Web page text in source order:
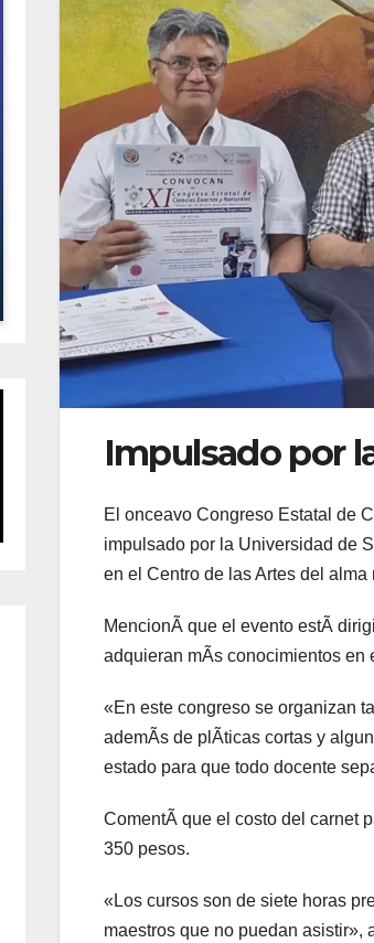
Impulsado por
El onceavo Congreso Estatal de
impulsado por la Universidad de
en el Centro de las Artes del
MencionÃ que el evento estÃ
adquieran mÃs conocimientos en
«En este congreso se organizan
ademÃs de plÃticas cortas y
estado para que todo docente
ComentÃ que el costo del carnet
350 pesos.
«Los cursos son de siete horas
maestros que no puedan asistir»,